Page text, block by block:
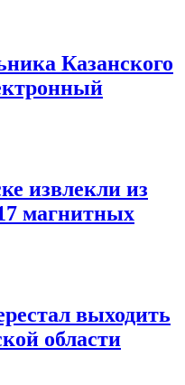
Казанского
извлекли из
магнитных
выходить
области